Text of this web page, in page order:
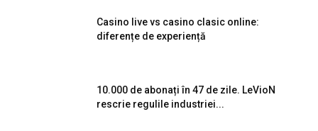
Casino live vs casino clasic online:
diferențe de experiență
10.000 de abonați în 47 de zile. LeVioN
rescrie regulile industriei...